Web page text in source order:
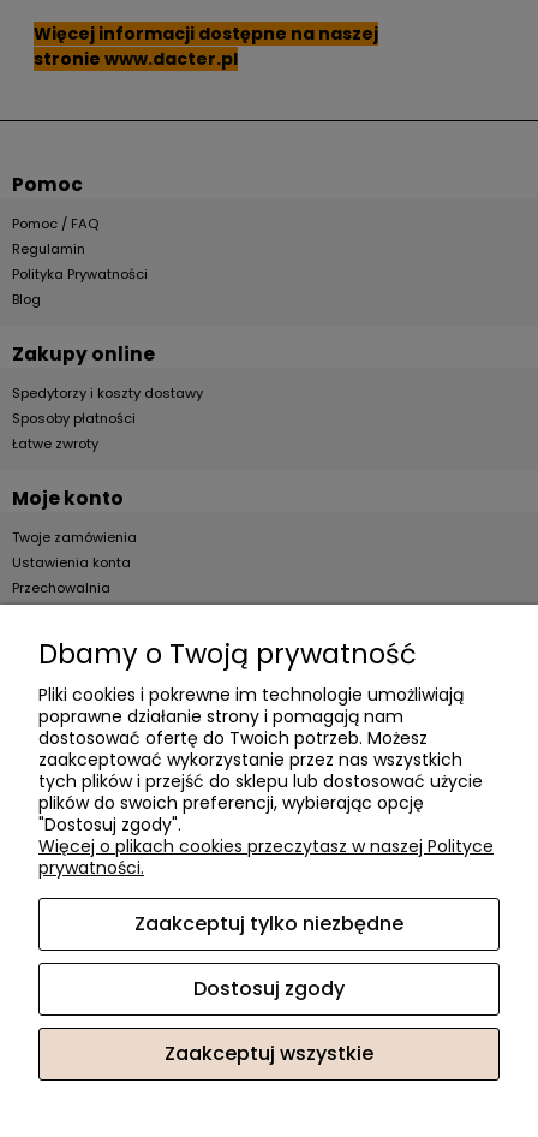
Więcej informacji dostępne na naszej
stronie www.dacter.pl
Pomoc
Pomoc / FAQ
Regulamin
Polityka Prywatności
Blog
Zakupy online
Spedytorzy i koszty dostawy
Sposoby płatności
Łatwe zwroty
Moje konto
Twoje zamówienia
Ustawienia konta
Przechowalnia
Dla firm
O firmie
Informacje o firmie
Kontakt
dacter.pl
Akcesoria meblowe DAC TER | ul. Przepiórki 56, 02-410
Warszawa, woj. mazowieckie | E-mail:sklep@dacter.plTel.:
602677377| NIP: 5220052421 REGON: 012076264
Sklep internetowy Shoper.pl
Dbamy o Twoją prywatność
Pliki cookies i pokrewne im technologie umożliwiają
poprawne działanie strony i pomagają nam
dostosować ofertę do Twoich potrzeb. Możesz
zaakceptować wykorzystanie przez nas wszystkich
tych plików i przejść do sklepu lub dostosować użycie
plików do swoich preferencji, wybierając opcję
"Dostosuj zgody".
Więcej o plikach cookies przeczytasz w naszej Polityce
prywatności.
Zaakceptuj tylko niezbędne
Dostosuj zgody
Zaakceptuj wszystkie